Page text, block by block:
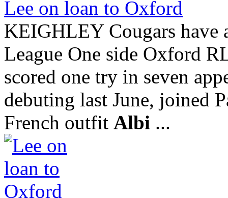
Lee on loan to Oxford
KEIGHLEY Cougars
League One side Oxford
scored one try in seven
debuting last June, joined
French outfit Albi ...